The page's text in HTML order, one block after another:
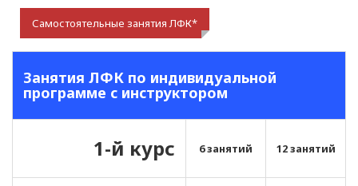
Самостоятельные занятия ЛФК*
Занятия ЛФК по индивидуальной
программе с инструктором
1-й курс 6 занятий 12 занятий